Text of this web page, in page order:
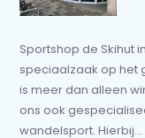
Sportshop de Skihut
speciaalzaak op het
is meer dan alleen
ons ook
wandelsport. Hierbij...